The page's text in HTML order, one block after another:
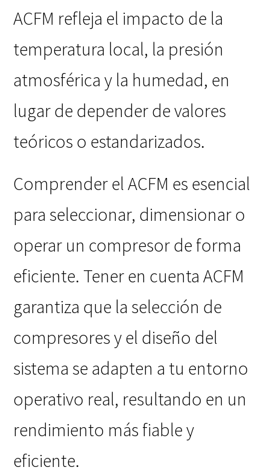
ACFM refleja el impacto de la
temperatura local, la presión
atmosférica y la humedad, en
lugar de depender de valores
teóricos o estandarizados.
Comprender el ACFM es esencial
para seleccionar, dimensionar o
operar un compresor de forma
eficiente. Tener en cuenta ACFM
garantiza que la selección de
compresores y el diseño del
sistema se adapten a tu entorno
operativo real, resultando en un
rendimiento más fiable y
eficiente.